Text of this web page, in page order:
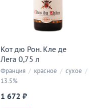
Кот дю Рон. Кле де
Лега 0,75 л
Франция / красное / сухое /
13.5%
1 672 ₽